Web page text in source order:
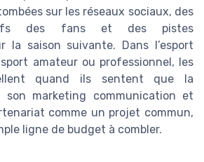
sur les réseaux sociaux, des
des fans et des pistes
la saison suivante. Dans l’esport
amateur ou professionnel, les
quand ils sentent que la
son marketing communication et
comme un projet commun,
ligne de budget à combler.